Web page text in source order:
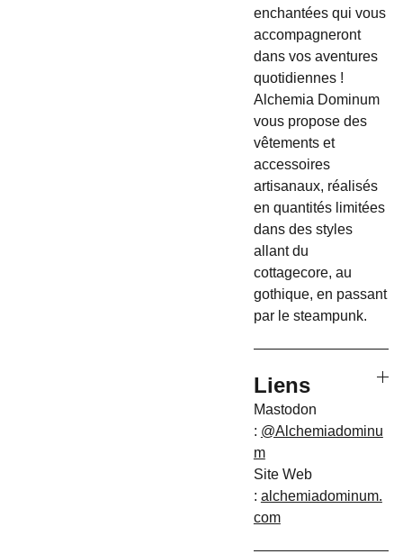
enchantées qui vous
accompagneront
dans vos aventures
quotidiennes !
Alchemia Dominum
vous propose des
vêtements et
accessoires
artisanaux, réalisés
en quantités limitées
dans des styles
allant du
cottagecore, au
gothique, en passant
par le steampunk.
Liens
Mastodon
: @Alchemiadominu
m
Site Web
: alchemiadominum.
com